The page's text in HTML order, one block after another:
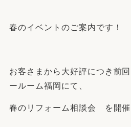
春のイベントのご案内です！
お客さまから大好評につき前
ールーム福岡にて、
春のリフォーム相談会 を開催